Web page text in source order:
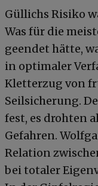
Güllichs Risiko
Was für die
geendet hätte,
in optimaler
Kletterzug von
Seilsicherung.
fest, es drohten
Gefahren.
Relation
bei totaler